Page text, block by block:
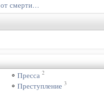
смерти…
Пресса 2
Преступление 3